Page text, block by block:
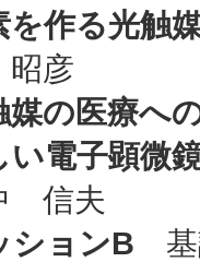
を作る光触
彦
媒の医療へ
い電子顕微
信夫
ションB 基